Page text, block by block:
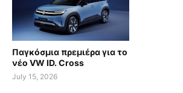
Παγκόσμια πρεμιέρα για το
νέο VW ID. Cross
July 15, 2026